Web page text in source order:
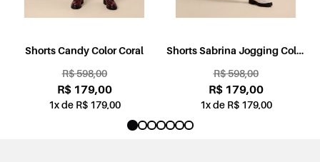
Shorts Candy Color Coral
R$ 598,00
R$ 179,00
1x de R$ 179,00
Shorts Sabrina Jogging Color
R$ 598,00
R$ 179,00
1x de R$ 179,00